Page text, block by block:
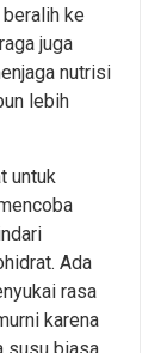
ke
juga
nutrisi
lebih
untuk
Ada
rasa
karena